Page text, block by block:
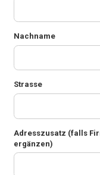
Nachname
Strasse
Adresszusatz (falls
ergänzen)